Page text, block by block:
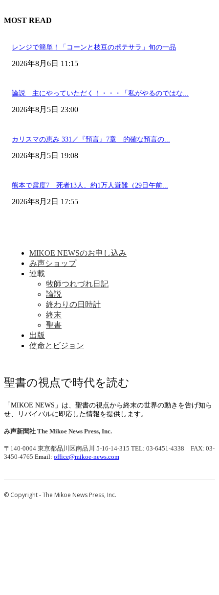
MOST READ
レンジで簡単！「コーンと枝豆のポテサラ」旬の一品
2026年8月6日 11:15
論説 主にやっていただく！・・・「私がやるのではな...
2026年8月5日 23:00
カリスマの恵み 331／『預言』7章 的確な預言の...
2026年8月5日 19:08
熊本で震度7 死者13人、約1万人避難（29日午前...
2026年8月2日 17:55
MIKOE NEWSのお申し込み
み声ショップ
連載
牧師つれづれ日記
論説
終わりの日時計
終末
聖書
出版
使命とビジョン
聖書の視点で時代を読む
「MIKOE NEWS」は、聖書の視点から終末の世界の動きを告げ知ら
せ、リバイバルに即応した情報を提供します。
み声新聞社 The Mikoe News Press, Inc.
〒140-0004 東京都品川区南品川 5-16-14-315 TEL: 03-6451-4338 FAX: 03-
3450-4765 Email: office@mikoe-news.com
© Copyright - The Mikoe News Press, Inc.